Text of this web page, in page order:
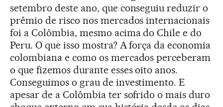
setembro deste ano, que conseguiu reduzir o
prêmio de risco nos mercados internacionais
foi a Colômbia, mesmo acima do Chile e do
Peru. O que isso mostra? A força da economia
colombiana e como os mercados perceberam
o que fizemos durante esses oito anos.
Conseguimos o grau de investimento. E
apesar de a Colômbia ter sofrido o mais duro